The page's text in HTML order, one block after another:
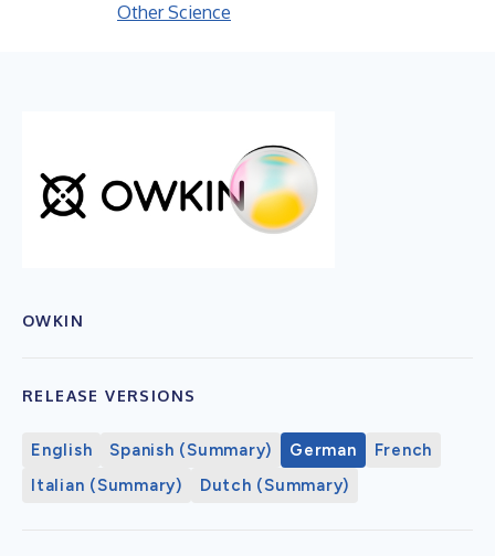
Other Science
OWKIN
RELEASE VERSIONS
English Spanish (Summary) German
French
Italian (Summary)
Dutch (Summary)